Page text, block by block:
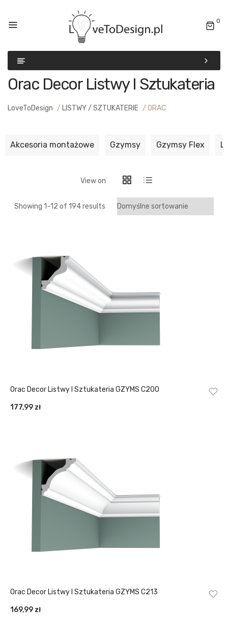
0
Orac Decor Listwy I Sztukateria
LoveToDesign / LISTWY / SZTUKATERIE / ORAC
Akcesoria montażowe Gzymsy Gzymsy Flex
View on
Showing 1–12 of 194 results
Orac Decor Listwy I Sztukateria GZYMS C200
177,99 zł
Orac Decor Listwy I Sztukateria GZYMS C213
169,99 zł